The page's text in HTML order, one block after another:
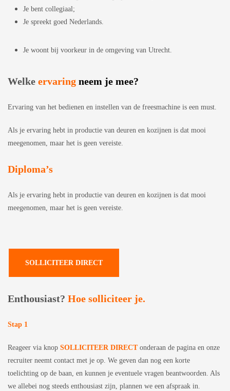
Je bent collegiaal;
Je spreekt goed Nederlands.
Je woont bij voorkeur in de omgeving van Utrecht.
Welke ervaring neem je mee?
Ervaring van het bedienen en instellen van de freesmachine is een must.
Als je ervaring hebt in productie van deuren en kozijnen is dat mooi
meegenomen, maar het is geen vereiste.
Diploma’s
Als je ervaring hebt in productie van deuren en kozijnen is dat mooi
meegenomen, maar het is geen vereiste.
SOLLICITEER DIRECT
Enthousiast? Hoe solliciteer je.
Stap 1
Reageer via knop SOLLICITEER DIRECT onderaan de pagina en onze
recruiter neemt contact met je op. We geven dan nog een korte
toelichting op de baan, en kunnen je eventuele vragen beantwoorden. Als
we allebei nog steeds enthousiast zijn, plannen we een afspraak in.